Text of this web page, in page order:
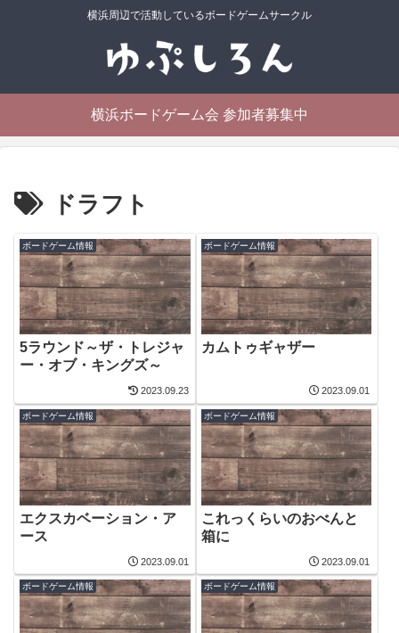
横浜周辺で活動しているボードゲームサークル
横浜ボードゲーム会 参加者募集中
ドラフト
ボードゲーム情報
5ラウンド～ザ・トレジャ
ー・オブ・キングズ～
2023.09.23
ボードゲーム情報
カムトゥギャザー
2023.09.01
ボードゲーム情報
エクスカベーション・ア
ース
2023.09.01
ボードゲーム情報
これっくらいのおべんと
箱に
2023.09.01
ボードゲーム情報 ボードゲーム情報